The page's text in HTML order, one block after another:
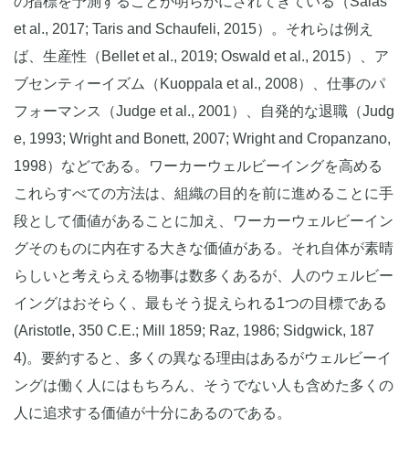
et al., 2017; Taris and Schaufeli, 2015）。それらは例え
ば、生産性（Bellet et al., 2019; Oswald et al., 2015）、ア
ブセンティーイズム（Kuoppala et al., 2008）、仕事のパ
フォーマンス（Judge et al., 2001）、自発的な退職（Judg
e, 1993; Wright and Bonett, 2007; Wright and Cropanzano,
1998）などである。ワーカーウェルビーイングを高める
これらすべての方法は、組織の目的を前に進めることに手
段として価値があることに加え、ワーカーウェルビーイン
グそのものに内在する大きな価値がある。それ自体が素晴
らしいと考えらえる物事は数多くあるが、人のウェルビー
イングはおそらく、最もそう捉えられる1つの目標である
(Aristotle, 350 C.E.; Mill 1859; Raz, 1986; Sidgwick, 187
4)。要約すると、多くの異なる理由はあるがウェルビーイ
ングは働く人にはもちろん、そうでない人も含めた多くの
人に追求する価値が十分にあるのである。